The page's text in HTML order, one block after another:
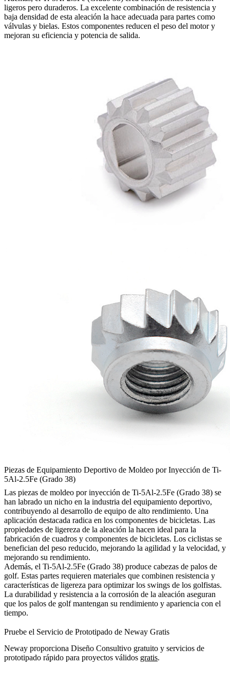
ligeros pero duraderos. La excelente combinación de resistencia y
baja densidad de esta aleación la hace adecuada para partes como
válvulas y bielas. Estos componentes reducen el peso del motor y
mejoran su eficiencia y potencia de salida.
Piezas de Equipamiento Deportivo de Moldeo por Inyección de Ti-
5Al-2.5Fe (Grado 38)
Las piezas de moldeo por inyección de Ti-5Al-2.5Fe (Grado 38) se
han labrado un nicho en la industria del equipamiento deportivo,
contribuyendo al desarrollo de equipo de alto rendimiento. Una
aplicación destacada radica en los componentes de bicicletas. Las
propiedades de ligereza de la aleación la hacen ideal para la
fabricación de cuadros y componentes de bicicletas. Los ciclistas se
benefician del peso reducido, mejorando la agilidad y la velocidad, y
mejorando su rendimiento.
Además, el Ti-5Al-2.5Fe (Grado 38) produce cabezas de palos de
golf. Estas partes requieren materiales que combinen resistencia y
características de ligereza para optimizar los swings de los golfistas.
La durabilidad y resistencia a la corrosión de la aleación aseguran
que los palos de golf mantengan su rendimiento y apariencia con el
tiempo.
Pruebe el Servicio de Prototipado de Neway Gratis
Neway proporciona Diseño Consultivo gratuito y servicios de
prototipado rápido para proyectos válidos gratis.